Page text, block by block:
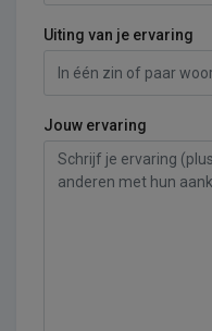
Uiting van je ervaring
Jouw ervaring